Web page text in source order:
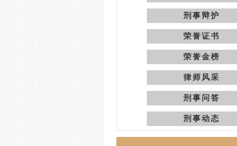
刑事辩护
荣誉证书
荣誉金榜
律师风采
刑事问答
刑事动态